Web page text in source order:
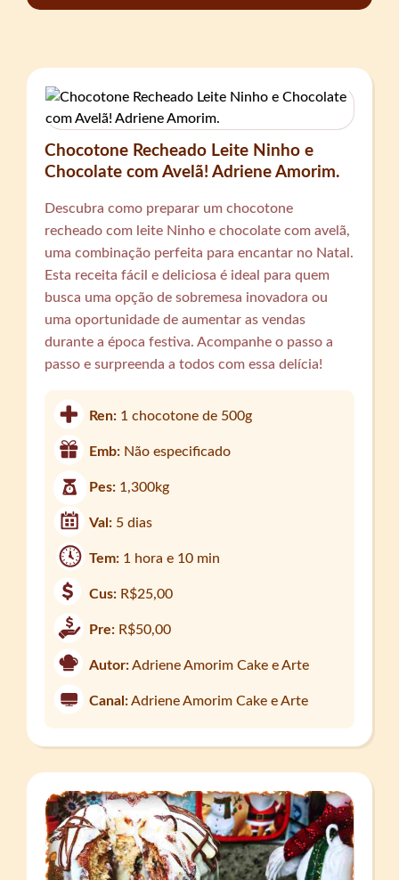
Chocotone Recheado Leite Ninho e
Chocolate com Avelã! Adriene Amorim.
Descubra como preparar um chocotone
recheado com leite Ninho e chocolate com avelã,
uma combinação perfeita para encantar no Natal.
Esta receita fácil e deliciosa é ideal para quem
busca uma opção de sobremesa inovadora ou
uma oportunidade de aumentar as vendas
durante a época festiva. Acompanhe o passo a
passo e surpreenda a todos com essa delícia!
Ren: 1 chocotone de 500g
Emb: Não especificado
Pes: 1,300kg
Val: 5 dias
Tem: 1 hora e 10 min
Cus: R$25,00
Pre: R$50,00
Autor:Adriene Amorim Cake e Arte
Canal:Adriene Amorim Cake e Arte